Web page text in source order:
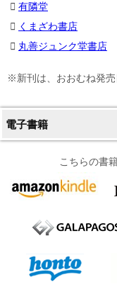
有隣堂
くまざわ書店
丸善ジュンク堂書店
※新刊は、おおむね発
電子書籍
こちらの書